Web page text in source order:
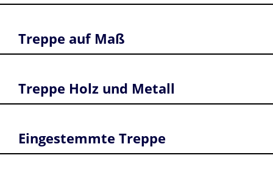
Für den Bereich Stiegen und Treppe, Stiege,
Ihr Traderteam.at Team!
Treppe auf Maß
Treppe Holz und Metall
Eingestemmte Treppe